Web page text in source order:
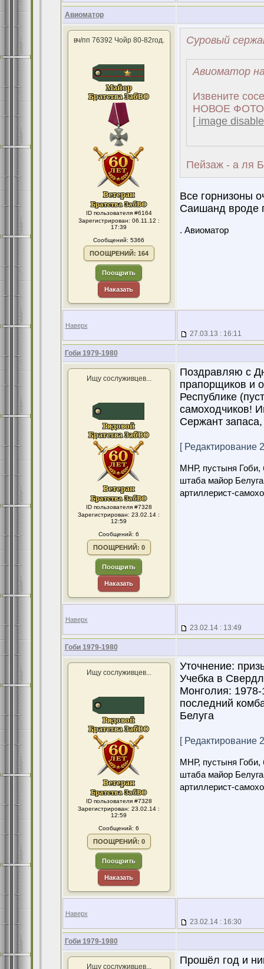
Авиоматор
вч/пп 76392 Чойр 80-82год.
ID пользователя #6164
Зарегистрирован: 06.11.12 :
17:39
Сообщений: 5366
ПООЩРЕНИЙ: 164
Поощрить
Наказать
Суровый
Авиоматор
Извените
НОВОЕ ФОТО.
[ image
Пейзаж - а ля
Все горнизоны
Саишанд вроде
. Авиоматор
Наверх
27.03.13 : 16:11
Гоби 1979-1980
Ищу сослуживцев...
ID пользователя #7328
Зарегистрирован: 23.02.14 :
12:59
Сообщений: 6
ПООЩРЕНИЙ: 0
Поощрить
Наказать
Поздравляю с
прапорщиков и
Республике
самоходчиков!
Сержант
[ Редактирование
МНР, пустыня Гоби,
штаба майор Белуга
артиллерист-
Наверх
23.02.14 : 13:49
Гоби 1979-1980
Ищу сослуживцев...
ID пользователя #7328
Зарегистрирован: 23.02.14 :
12:59
Сообщений: 6
ПООЩРЕНИЙ: 0
Поощрить
Наказать
Уточнение:
Учебка в
Монголия:
последний
Белуга
[ Редактирование
МНР, пустыня Гоби,
штаба майор Белуга
артиллерист-
Наверх
23.02.14 : 16:30
Гоби 1979-1980
Ищу сослуживцев...
Прошёл год и